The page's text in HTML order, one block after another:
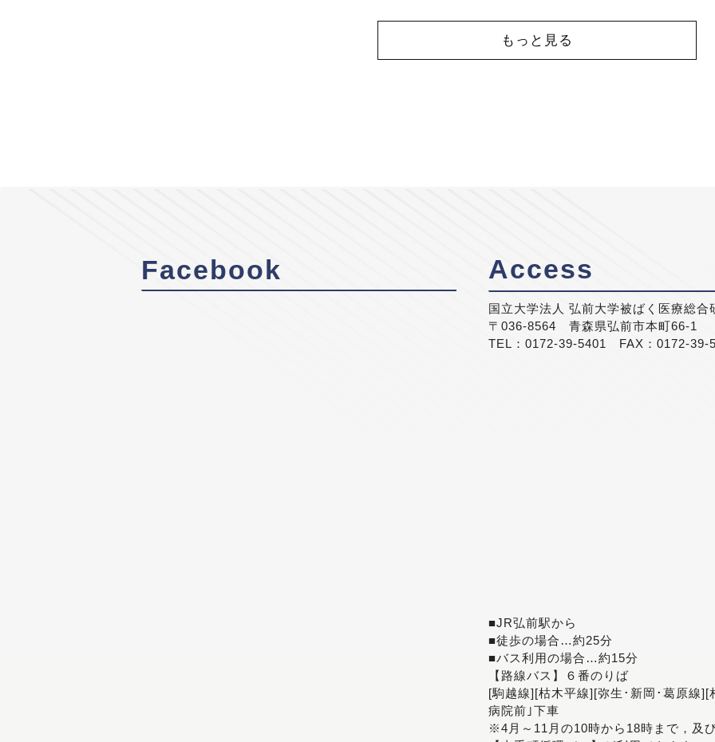
もっと見る
Facebook Access
国立大学法人 弘前大学被ばく医療総合
〒036-8564 青森県弘前市本町66-1
TEL：0172-39-5401 FAX：0172-39-
■JR弘前駅から
■徒歩の場合…約25分
■バス利用の場合…約15分
【路線バス】６番のりば
[駒越線][枯木平線][弥生･新岡･葛原線
病院前｣下車
※4月～11月の10時から18時まで，及